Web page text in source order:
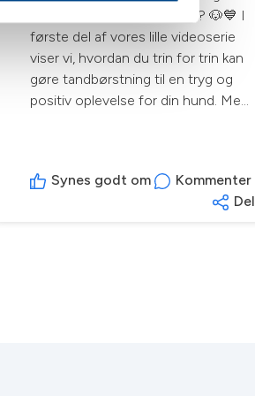
god oplevelse for din hund? 🐶💙 I
første del af vores lille videoserie
viser vi, hvordan du trin for trin kan
gøre tandbørstning til en tryg og
positiv oplevelse for din hund. Med
en vigtig del af et langt og godt
Synes godt om
Kommenter
Del